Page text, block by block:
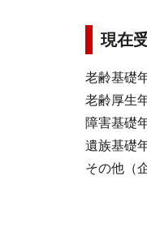
現在
老齢基礎
老齢厚生
障害基礎
遺族基礎
その他（